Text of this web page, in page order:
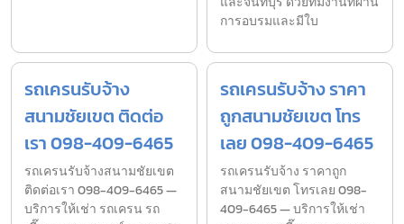
การอบรมและมีใบ
รถเครนรับจ้าง
สนามชัยเขต ติดต่อ
เรา 098-409-6465
รถเครนรับจ้างสนามชัยเขต
ติดต่อเรา 098-409-6465 —
บริการให้เช่า รถเครน รถ
รถเครนรับจ้าง ราคา
ถูกสนามชัยเขต โทร
เลย 098-409-6465
รถเครนรับจ้าง ราคาถูก
สนามชัยเขต โทรเลย 098-
409-6465 — บริการให้เช่า